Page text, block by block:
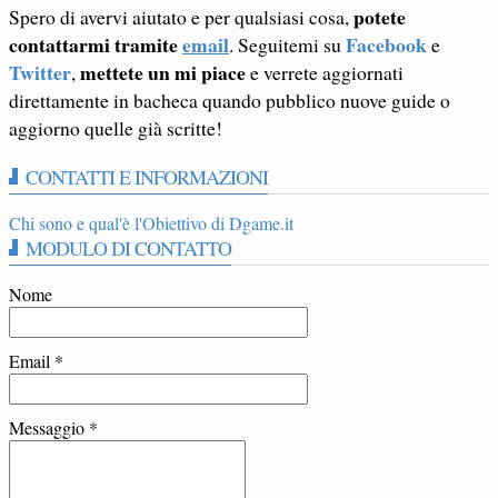
Spero di avervi aiutato e per qualsiasi cosa, potete
contattarmi tramiteemail. Seguitemi su Facebooke
Twitter, mettete un mi piacee verrete aggiornati
direttamente in bacheca quando pubblico nuove guide o
aggiorno quelle già scritte!
CONTATTI E INFORMAZIONI
Chi sono e qual'è l'Obiettivo di Dgame.it
MODULO DI CONTATTO
Nome
Email *
Messaggio *